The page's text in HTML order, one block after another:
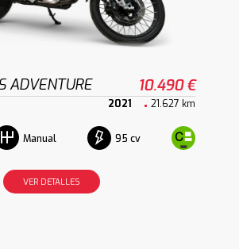
ADVENTURE 10.490 €
2021 21.627 km
Manual 95 cv
VER DETALLES